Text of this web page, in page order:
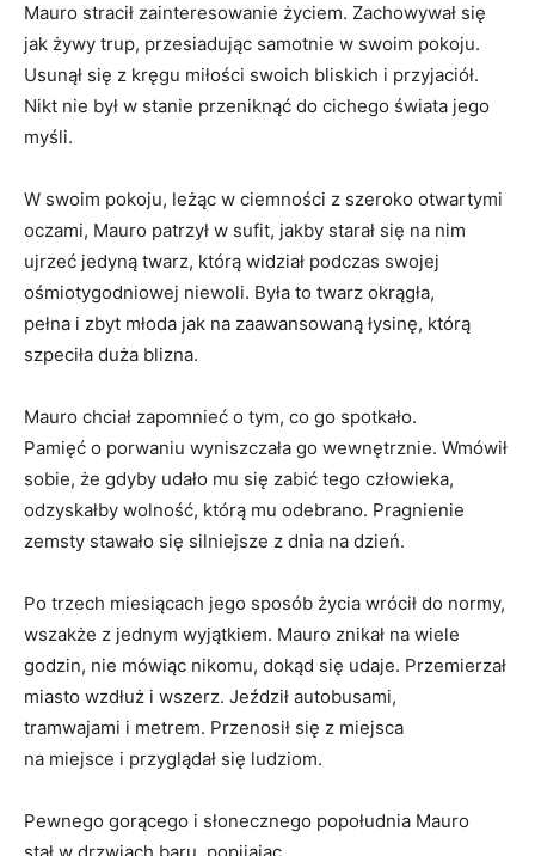
Mauro stracił zainteresowanie życiem. Zachowywał się
jak żywy trup, przesiadując samotnie w swoim pokoju.
Usunął się z kręgu miłości swoich bliskich i przyjaciół.
Nikt nie był w stanie przeniknąć do cichego świata jego
myśli.
W swoim pokoju, leżąc w ciemności z szeroko otwartymi
oczami, Mauro patrzył w sufit, jakby starał się na nim
ujrzeć jedyną twarz, którą widział podczas swojej
ośmiotygodniowej niewoli. Była to twarz okrągła,
pełna i zbyt młoda jak na zaawansowaną łysinę, którą
szpeciła duża blizna.
Mauro chciał zapomnieć o tym, co go spotkało.
Pamięć o porwaniu wyniszczała go wewnętrznie. Wmówił
sobie, że gdyby udało mu się zabić tego człowieka,
odzyskałby wolność, którą mu odebrano. Pragnienie
zemsty stawało się silniejsze z dnia na dzień.
Po trzech miesiącach jego sposób życia wrócił do normy,
wszakże z jednym wyjątkiem. Mauro znikał na wiele
godzin, nie mówiąc nikomu, dokąd się udaje. Przemierzał
miasto wzdłuż i wszerz. Jeździł autobusami,
tramwajami i metrem. Przenosił się z miejsca
na miejsce i przyglądał się ludziom.
Pewnego gorącego i słonecznego popołudnia Mauro